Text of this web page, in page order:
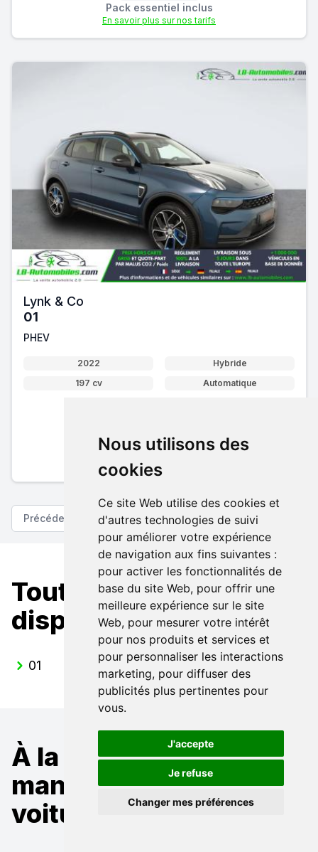
Nous utilisons des
cookies
Ce site Web utilise des cookies et
d'autres technologies de suivi
pour améliorer votre expérience
de navigation aux fins suivantes :
pour activer les fonctionnalités de
base du site Web, pour offrir une
meilleure expérience sur le site
Web, pour mesurer votre intérêt
pour nos produits et services et
pour personnaliser les interactions
marketing, pour diffuser des
publicités plus pertinentes pour
vous.
J'accepte
Je refuse
Changer mes préférences
Pack essentiel inclus
En savoir plus sur nos tarifs
Lynk & Co
01
PHEV
2022
Hybride
197 cv
Automatique
Pack essentiel inclus
En savoir plus sur nos tarifs
Précédent Suivant
Toutes nos Lynk & Co
disponibles
01
À la recherche d'un
mandataire pour une
voiture Lynk & Co ?